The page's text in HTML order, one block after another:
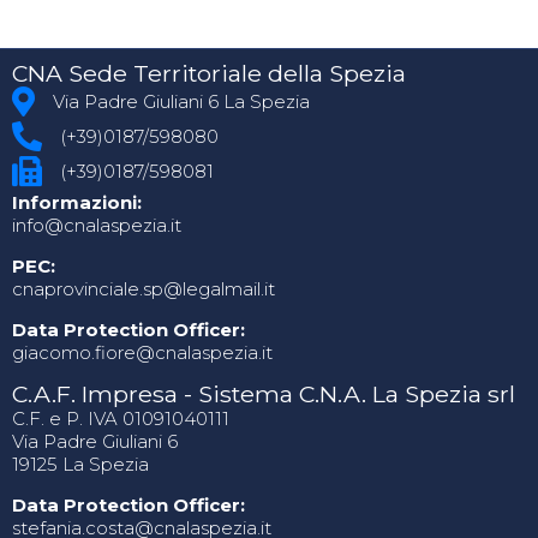
CNA Sede Territoriale della Spezia
Via Padre Giuliani 6 La Spezia
(+39)0187/598080
(+39)0187/598081
Informazioni:
info@cnalaspezia.it
PEC:
cnaprovinciale.sp@legalmail.it
Data Protection Officer:
giacomo.fiore@cnalaspezia.it
C.A.F. Impresa - Sistema C.N.A. La Spezia srl
C.F. e P. IVA 01091040111
Via Padre Giuliani 6
19125 La Spezia
Data Protection Officer:
stefania.costa@cnalaspezia.it